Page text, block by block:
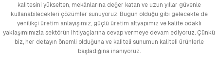
kalitesini yükselten, mekânlarına değer katan ve uzun yıllar güvenle
kullanabilecekleri çözümler sunuyoruz. Bugün olduğu gibi gelecekte de
yenilikçi üretim anlayışımız, güçlü üretim altyapımız ve kalite odaklı
yaklaşımımızla sektörün ihtiyaçlarına cevap vermeye devam ediyoruz. Çünkü
biz, her detayın önemli olduğuna ve kaliteli sunumun kaliteli ürünlerle
başladığına inanıyoruz.